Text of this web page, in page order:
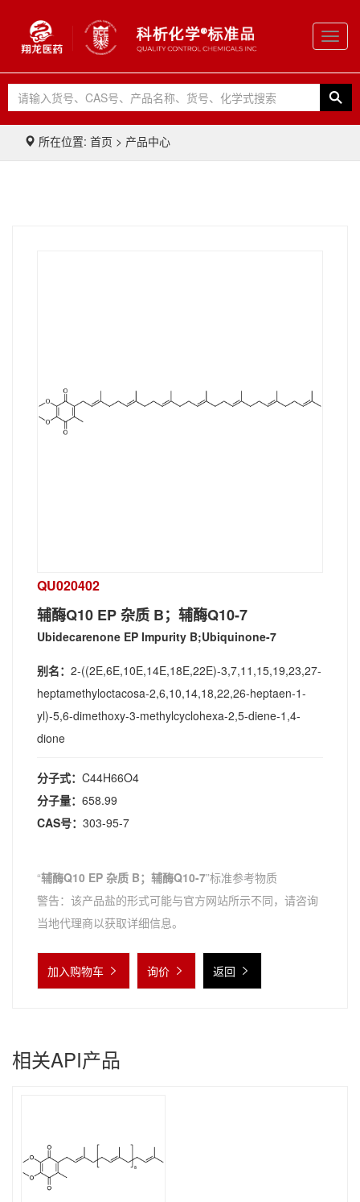
所在位置: 首页 > 产品中心
QU020402
辅酶Q10 EP 杂质 B；辅酶Q10-7
Ubidecarenone EP Impurity B;Ubiquinone-7
别名： 2-((2E,6E,10E,14E,18E,22E)-3,7,11,15,19,23,27-
heptamethyloctacosa-2,6,10,14,18,22,26-heptaen-1-
yl)-5,6-dimethoxy-3-methylcyclohexa-2,5-diene-1,4-
dione
分子式： C44H66O4
分子量： 658.99
CAS号： 303-95-7
“辅酶Q10 EP 杂质 B；辅酶Q10-7”标准参考物质
警告：该产品盐的形式可能与官方网站所示不同，请咨询
当地代理商以获取详细信息。
加入购物车 询价 返回
相关API产品